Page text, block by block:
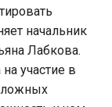
начальник
Лабкова.
участие в